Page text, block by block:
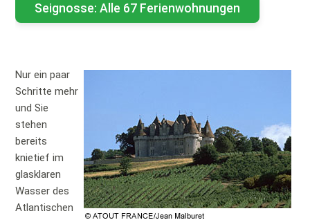
Seignosse: Alle 67 Ferienwohnungen
Nur ein paar
Schritte mehr
und Sie
stehen
bereits
knietief im
glasklaren
Wasser des
Atlantischen